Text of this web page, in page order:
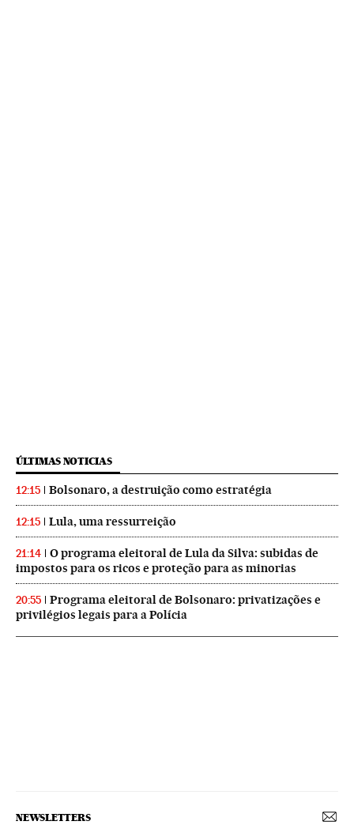
ÚLTIMAS NOTICIAS
12:15 Bolsonaro, a destruição como estratégia
12:15 Lula, uma ressurreição
21:14
O programa eleitoral de Lula da Silva: subidas de
impostos para os ricos e proteção para as minorias
20:55
Programa eleitoral de Bolsonaro: privatizações e
privilégios legais para a Polícia
NEWSLETTERS